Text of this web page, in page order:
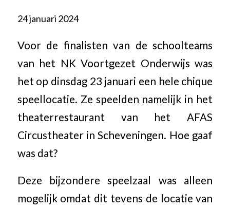
24 januari 2024
Voor de finalisten van de schoolteams
van het NK Voortgezet Onderwijs was
het op dinsdag 23 januari een hele chique
speellocatie. Ze speelden namelijk in het
theaterrestaurant van het AFAS
Circustheater in Scheveningen. Hoe gaaf
was dat?
Deze bijzondere speelzaal was alleen
mogelijk omdat dit tevens de locatie van